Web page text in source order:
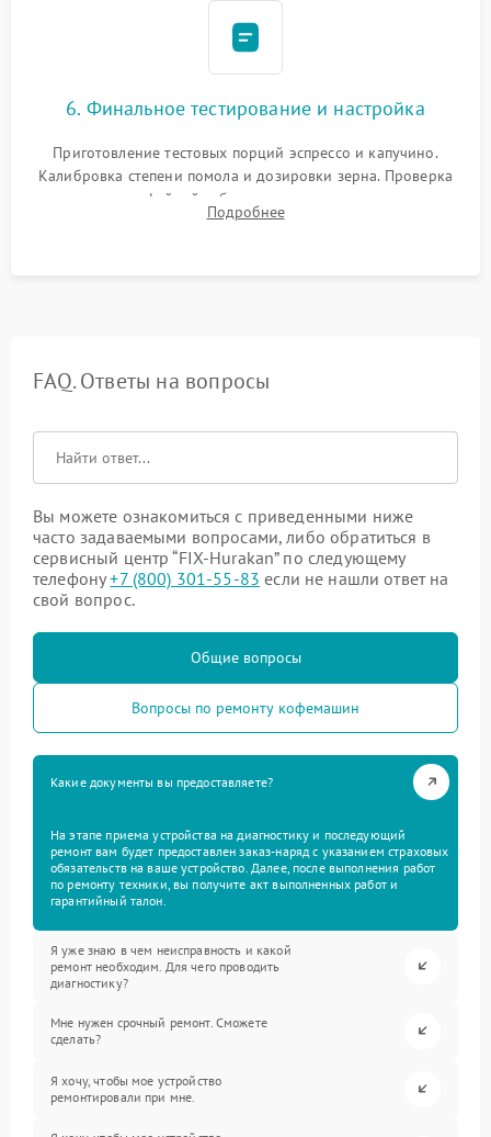
6. Финальное тестирование и настройка
Приготовление тестовых порций эспрессо и капучино.
Калибровка степени помола и дозировки зерна. Проверка
плотности кофейной таблетки, температуры напитка и
качества молочной пены. Контроль отсутствия посторонних
Подробнее
FAQ. Ответы на вопросы
Вы можете ознакомиться с приведенными ниже
часто задаваемыми вопросами, либо обратиться в
сервисный центр “FIX-Hurakan” по следующему
телефону+7 (800) 301-55-83 если не нашли ответ на
свой вопрос.
Общие вопросы
Вопросы по ремонту кофемашин
Какие документы вы предоставляете?
На этапе приема устройства на диагностику и последующий
ремонт вам будет предоставлен заказ-наряд с указанием страховых
обязательств на ваше устройство. Далее, после выполнения работ
по ремонту техники, вы получите акт выполненных работ и
гарантийный талон.
Я уже знаю в чем неисправность и какой
ремонт необходим. Для чего проводить
диагностику?
Мне нужен срочный ремонт. Сможете
сделать?
Я хочу, чтобы мое устройство
ремонтировали при мне.